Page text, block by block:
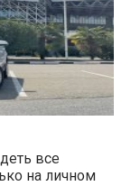
все
на личном